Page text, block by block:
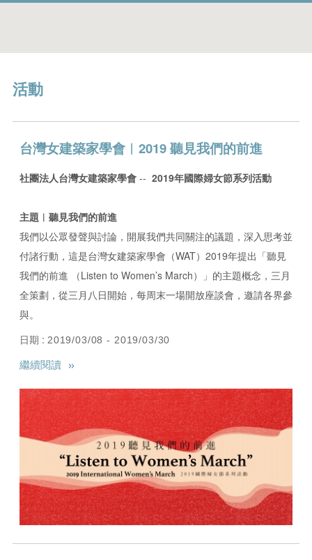
活動
台灣女建築家學會︱2019 聽見我們的前進
社團法人台灣女建築家學會-- 2019年國際婦女節系列活動
主題 ︱ 聽見我們的前進
我們以公眾發聲與討論，開展我們共同關注的議題，深入思考並
付諸行動，這是台灣女建築家學會（WAT）2019年提出「聽見
我們的前進 （Listen to Women’s March）」的主題概念，三月
全策劃，從三月八日開始，每周末一場開放座談會，邀請各界參
與。
日期 : 2019/03/08 - 2019/03/30
繼續閱讀 »